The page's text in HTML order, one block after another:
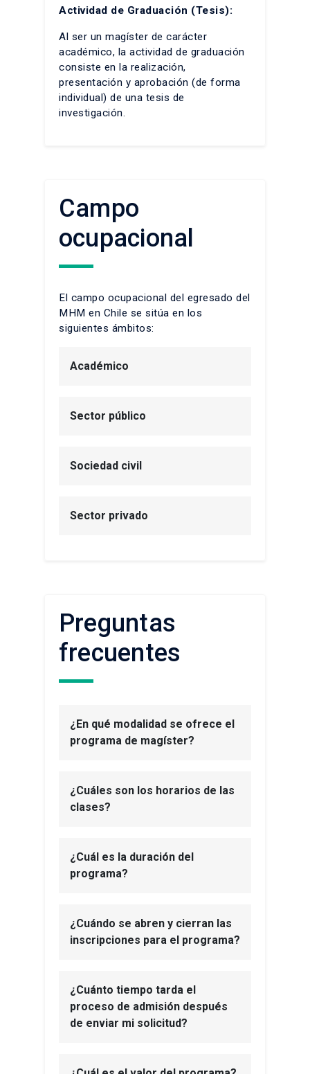
Actividad de Graduación (Tesis):
Al ser un magíster de carácter
académico, la actividad de graduación
consiste en la realización,
presentación y aprobación (de forma
individual) de una tesis de
investigación.
Campo
ocupacional
El campo ocupacional del egresado del
MHM en Chile se sitúa en los
siguientes ámbitos:
Académico
Sector público
Sociedad civil
Sector privado
Preguntas
frecuentes
¿En qué modalidad se ofrece el
programa de magíster?
¿Cuáles son los horarios de las
clases?
¿Cuál es la duración del
programa?
¿Cuándo se abren y cierran las
inscripciones para el programa?
¿Cuánto tiempo tarda el
proceso de admisión después
de enviar mi solicitud?